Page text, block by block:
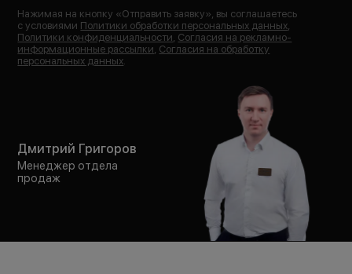
Нажимая на кнопку «Отправить заявку», вы соглашаетесь
с условиями Политики обработки персональных данных
Политики конфиденциальности Согласия на рекламно-
информационные рассылки Согласия на обработку
персональных данных
Дмитрий Григоров
Менеджер отдела
продаж